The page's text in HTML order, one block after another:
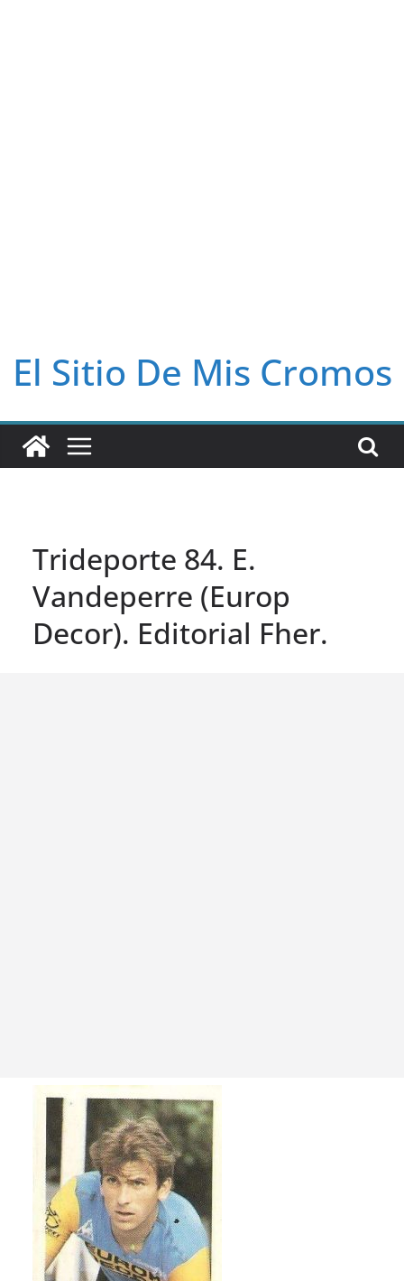
El Sitio De Mis Cromos
Trideporte 84. E.
Vandeperre (Europ
Decor). Editorial Fher.